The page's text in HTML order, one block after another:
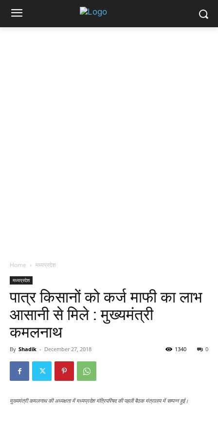
Home मध्यप्रदेश
मध्यप्रदेश
पात्र किसानों को कर्ज माफी का लाभ
आसानी से मिले : मुख्यमंत्री
कमलनाथ
By Shadik - December 27, 2018 0
1340
मुख्यमंत्री कमलनाथ की अध्यक्षता में मध्यप्रदेश मंत्रिपरिषद की पहली बैठक मंत्रालय में सम्पन्न हुई।